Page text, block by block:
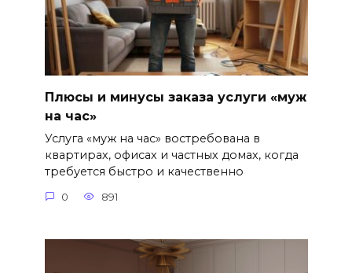
Плюсы и минусы заказа услуги «муж
на час»
Услуга «муж на час» востребована в
квартирах, офисах и частных домах, когда
требуется быстро и качественно
0 891